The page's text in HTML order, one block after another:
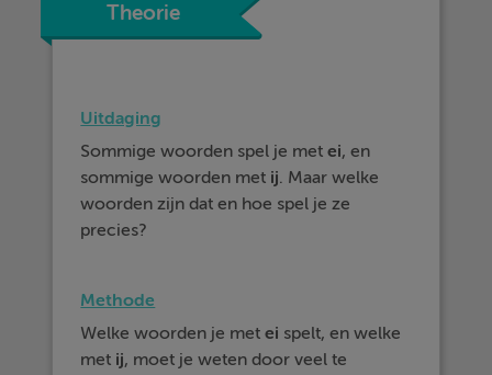
Theorie
Uitdaging
Sommige woorden spel je metei, en
sommige woorden met ij. Maar welke
woorden zijn dat en hoe spel je ze
precies?
Methode
Welke woorden je metei spelt, en welke
met ij, moet je weten door veel te